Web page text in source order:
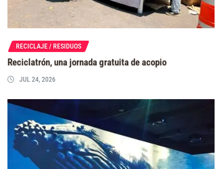
RECICLAJE / RESIDUOS
Reciclatrón, una jornada gratuita de acopio
JUL 24, 2026